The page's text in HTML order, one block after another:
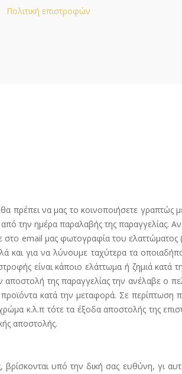
Πολιτική επιστροφών
πρέπει να μας το κοινοποιήσετε
ημέρα παραλαβής της παραγγελίας.
email μας φωτογραφία του ελαττώματος
για να λύνουμε ταχύτερα τα
είναι κάποιο ελάττωμα ή ζημιά κατά
της παραγγελίας την ανέλαβε ο
κατά την μεταφορά. Σε περίπτωση
κ.λ.π τότε τα έξοδα αποστολής της
αποστολής.
υπό την δική σας ευθύνη, γι